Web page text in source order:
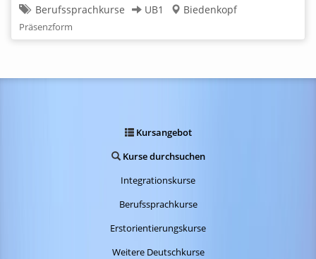
Dillenburg
Eisenach
Berufssprachkurse
UB1 Biedenkopf
Präsenzform
Kursangebot
Kurse durchsuchen
Integrationskurse
Berufssprachkurse
Erstorientierungskurse
Weitere Deutschkurse